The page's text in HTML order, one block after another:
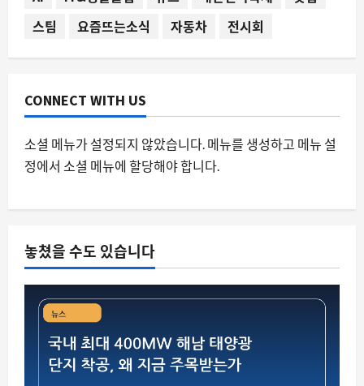
스팀
립스: 뉴 스페이스 오디세이 실체 분석
중국만 믿던 독일차, 왜 갑자기 무너지고
있는가
5
네덜란드, 테슬라 FSD 승인했지만 데이
터는 비밀? 글로벌 자율주행 규제 흐름의
변화
8월 8, 2026 0
스팀
요즘뜨는소식 자동차 전시회
CONNECT WITH US
소셜 메뉴가 설정되지 않았습니다. 메뉴를 생성하고 메뉴 설
정에서 소셜 메뉴에 할당해야 합니다.
놓쳤을 수도 있습니다